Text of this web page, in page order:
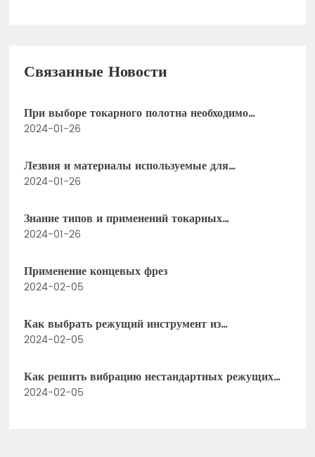
Связанные Новости
При выборе токарного полотна необходимо
учитывать многие параметры.
2024-01-26
Лезвия и материалы используемые для
поворачивать части нержавеющей стали
2024-01-26
Знание типов и применений токарных
инструментов, как могут работники ЧПУ их не
2024-01-26
Применение концевых фрез
2024-02-05
Как выбрать режущий инструмент из
вольфрамовой стали при использовании фрез с
2024-02-05
Как решить вибрацию нестандартных режущих
инструментов
2024-02-05